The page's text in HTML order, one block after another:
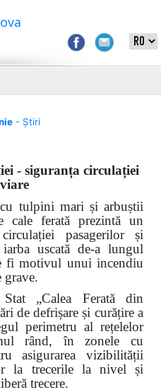
- Știri
- siguranța circulației
cu tulpini mari și arbuștii
cale ferată prezintă un
pasagerilor și
uscată de-a lungul
fi motivul unui incendiu
grave.
„Calea Ferată din
de defrișare și curățire a
perimetru al rețelelor
rând, în zonele cu
asigurarea vizibilității
la trecerile la nivel și
trecere.